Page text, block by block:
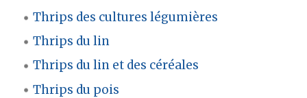
Thrips des cultures légumières
Thrips du lin
Thrips du lin et des céréales
Thrips du pois